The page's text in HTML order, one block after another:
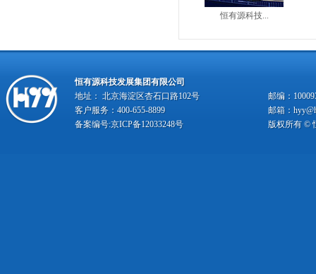
恒有源科技...
恒有源科技发展集团有限公司
地址： 北京海淀区杏石口路102号
邮编：
客户服务：400-655-8899
邮箱：
备案编号:京ICP备12033248号 版权所有 ©